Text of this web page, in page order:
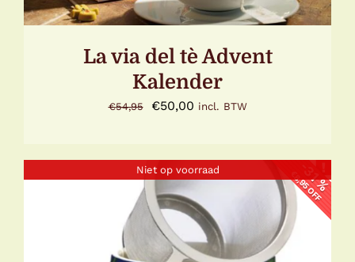
La via del tè Advent
Kalender
€54,95
Oorspronkelijke
€54,95.
€50,00Huidige
€50,00.
incl. BTW
Niet op voorraad
€8,95 OFF
€8,95 OFF
-31 %
-31 %